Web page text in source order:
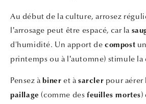
Au début de la culture, arrosez
l’arrosage peut être espacé, car la
d'humidité. Un apport decompost
printemps ou à l’automne) stimule la
Pensez àbiner et àsarcler pour
paillage (comme desfeuilles mortes)